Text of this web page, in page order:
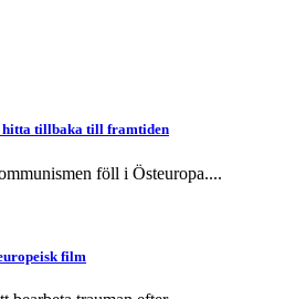
tillbaka till framtiden
föll i Östeuropa....
film